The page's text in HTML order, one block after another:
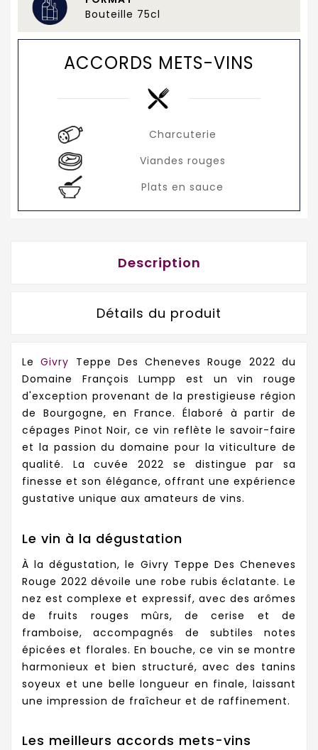
Bouteille 75cl
ACCORDS METS-VINS
Charcuterie
Viandes rouges
Plats en sauce
Description
Détails du produit
LeGivry Teppe Des Cheneves Rouge 2022 du
Domaine François Lumpp est un vin rouge
d'exception provenant de la prestigieuse région
de Bourgogne, en France. Élaboré à partir de
cépages Pinot Noir, ce vin reflète le savoir-faire
et la passion du domaine pour la viticulture de
qualité. La cuvée 2022 se distingue par sa
finesse et son élégance, offrant une expérience
gustative unique aux amateurs de vins.
Le vin à la dégustation
À la dégustation, le Givry Teppe Des Cheneves
Rouge 2022 dévoile une robe rubis éclatante. Le
nez est complexe et expressif, avec des arômes
de fruits rouges mûrs, de cerise et de
framboise, accompagnés de subtiles notes
épicées et florales. En bouche, ce vin se montre
harmonieux et bien structuré, avec des tanins
soyeux et une belle longueur en finale, laissant
une impression de fraîcheur et de raffinement.
Les meilleurs accords mets-vins